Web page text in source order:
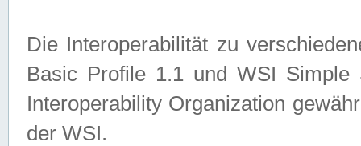
Die Interoperabilität zu
Basic Profile 1.1 und WSI
Interoperability Organization
der WSI.